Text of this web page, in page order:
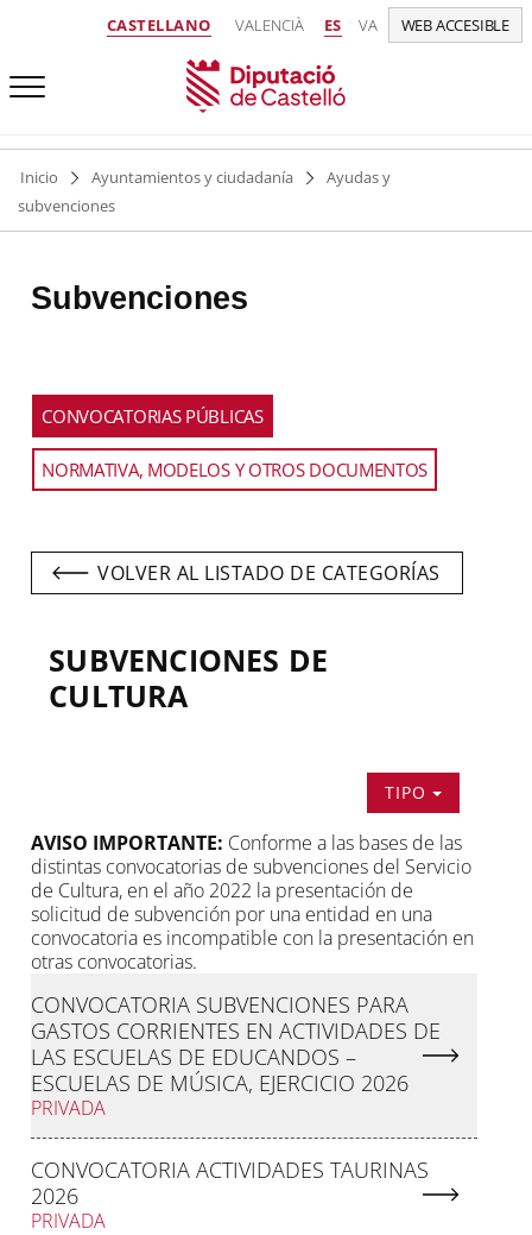
CASTELLANO VALENCIÀ ES VA WEB ACCESIBLE
Inicio Ayuntamientos y ciudadanía
Ayudas y
subvenciones
Subvenciones
Usa
las
teclas
izquierda
para
navegar
entre
CONVOCATORIAS PÚBLICAS
NORMATIVA, MODELOS Y OTROS DOCUMENTOS
VOLVER AL LISTADO DE CATEGORÍAS
SUBVENCIONES DE
CULTURA
TIPO
AVISO IMPORTANTE: Conforme a las bases de las
distintas convocatorias de subvenciones del Servicio
de Cultura, en el año 2022 la presentación de
solicitud de subvención por una entidad en una
convocatoria es incompatible con la presentación en
otras convocatorias.
CONVOCATORIA SUBVENCIONES PARA
GASTOS CORRIENTES EN ACTIVIDADES DE
LAS ESCUELAS DE EDUCANDOS –
ESCUELAS DE MÚSICA, EJERCICIO 2026
PRIVADA
CONVOCATORIA ACTIVIDADES TAURINAS
2026
PRIVADA